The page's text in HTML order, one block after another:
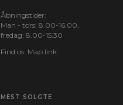
Åbningstider:
Man - tors: 8.00-16.00,
fredag: 8.00-15.30
Find os: Map link
MEST SOLGTE